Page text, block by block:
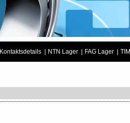
Kontaktsdetails NTN Lager FAG Lager